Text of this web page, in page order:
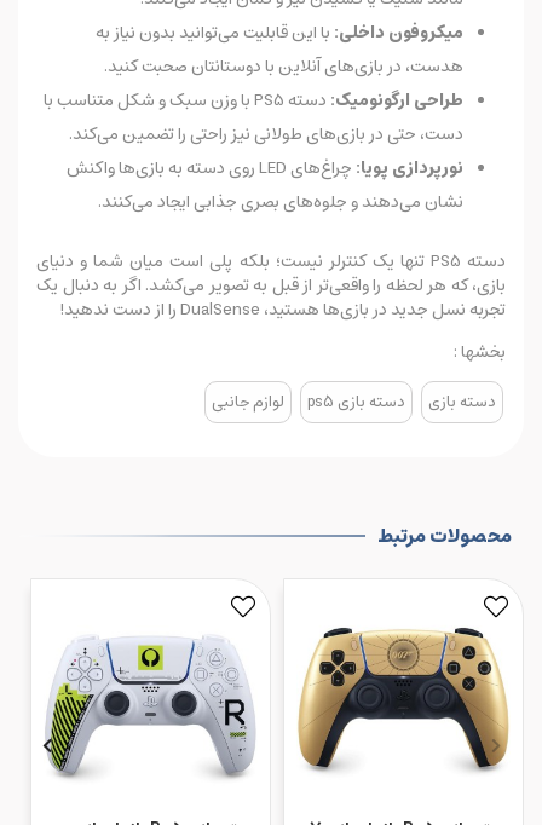
میکروفون داخلی: با این قابلیت می‌توانید بدون نیاز به
هدست، در بازی‌های آنلاین با دوستانتان صحبت کنید.
طراحی ارگونومیک:
دسته PS5 با وزن سبک و شکل متناسب با
دست، حتی در بازی‌های طولانی نیز راحتی را تضمین می‌کند.
نورپردازی پویا:
چراغ‌های LED روی دسته به بازی‌ها واکنش
نشان می‌دهند و جلوه‌های بصری جذابی ایجاد می‌کنند.
دسته PS5 تنها یک کنترلر نیست؛ بلکه پلی است میان شما و دنیای
بازی، که هر لحظه را واقعی‌تر از قبل به تصویر می‌کشد. اگر به دنبال یک
تجربه نسل جدید در بازی‌ها هستید، DualSense را از دست ندهید!
بخشها :
دسته بازی دسته بازی ps5 لوازم جانبی
محصولات مرتبط